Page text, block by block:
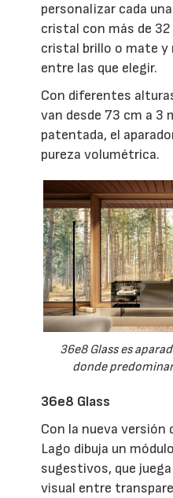
personalizar cada
cristal con más de
cristal brillo o mate y
entre las que elegir.
Con diferentes
van desde 73 cm a 3
patentada, el
pureza volumétrica.
36e8 Glass es
donde
36e8 Glass
Con la nueva versión
Lago dibuja un
sugestivos, que
visual entre